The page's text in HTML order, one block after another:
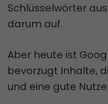
Schlüsselwörter
darum auf.
Aber heute ist
bevorzugt Inhalte,
und eine gute